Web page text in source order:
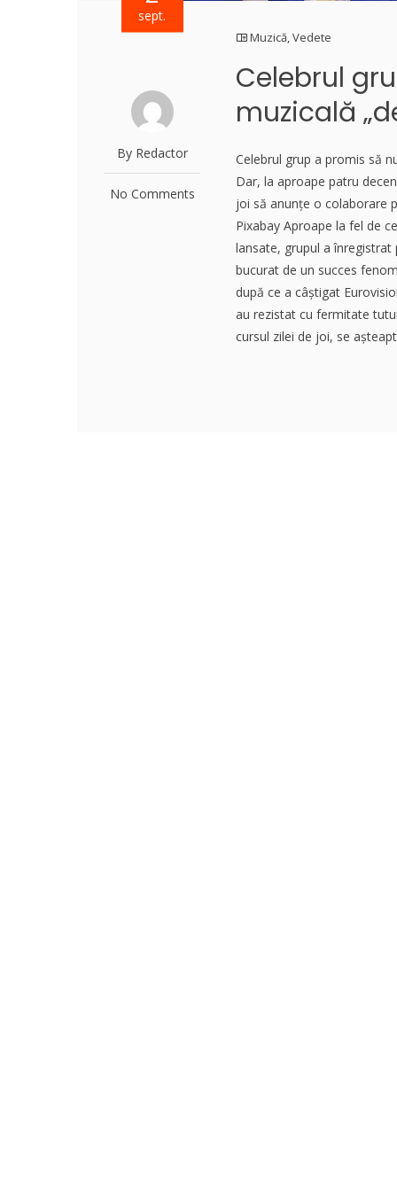
sept.
By Redactor
No Comments
Muzică,Vedete
Celebrul
muzicală
Celebrul grup a promis să
Dar, la aproape patru
joi să anunțe o colaborare
Pixabay Aproape la fel de
lansate, grupul a
bucurat de un succes
după ce a câștigat
au rezistat cu fermitate
cursul zilei de joi, se